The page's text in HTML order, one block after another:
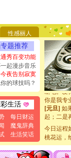
性感丽人
题推荐
秀百变功能
起漫步音乐
夜告别寂寞
的球技吗？
生活
每日财运
魔鬼辞典
生活笑话
要平安！
[圣诞节]
能正大光
天都要快
[圣诞节]
如意,快
[元旦]看
断电。爱
你是我专
[元旦]如
起；二是
离。水晶
[元旦]当
泣，这痛
卖了。水
[春节]风
今日运程
桃花运，